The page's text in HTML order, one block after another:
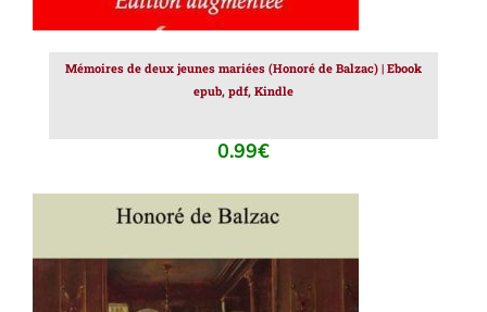
Mémoires de deux jeunes mariées (Honoré de Balzac) | Ebook
epub, pdf, Kindle
0.99€